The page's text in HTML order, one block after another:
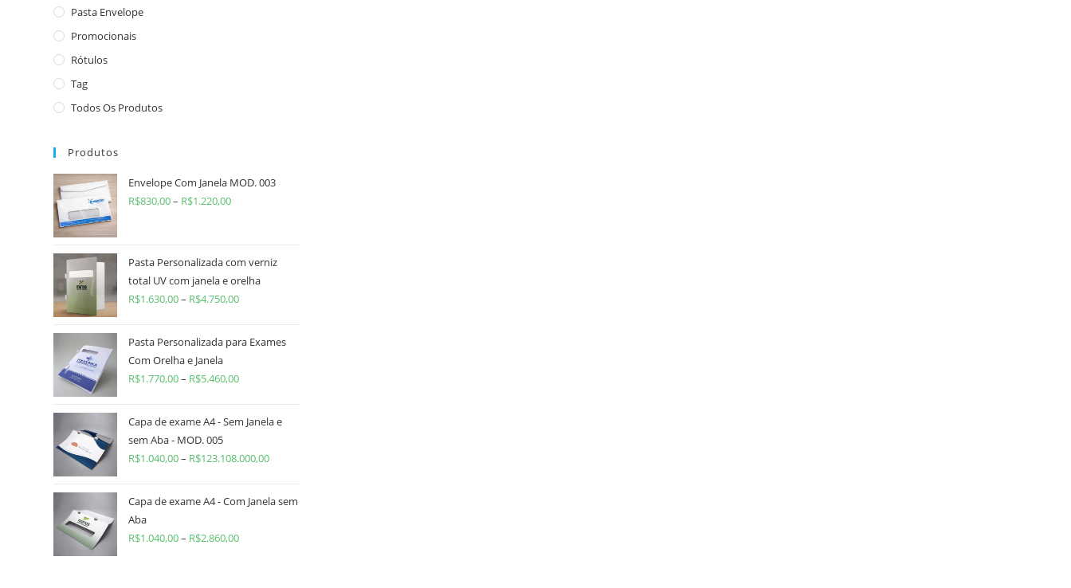
Pasta Envelope
Promocionais
Rótulos
Tag
Todos Os Produtos
Produtos
Envelope Com Janela MOD. 003
R$830,00– R$1.220,00
Pasta Personalizada com verniz
total UV com janela e orelha
R$1.630,00– R$4.750,00
Pasta Personalizada para Exames
Com Orelha e Janela
R$1.770,00– R$5.460,00
Capa de exame A4 - Sem Janela e
sem Aba - MOD. 005
R$1.040,00– R$123.108.000,00
Capa de exame A4 - Com Janela sem
Aba
R$1.040,00– R$2.860,00